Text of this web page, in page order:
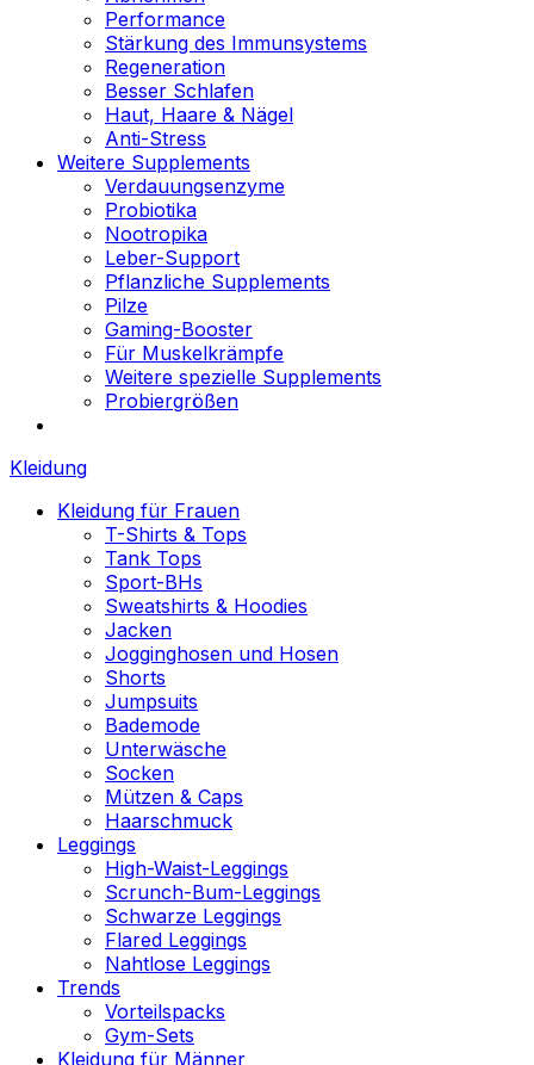
Performance
Stärkung des Immunsystems
Regeneration
Besser Schlafen
Haut, Haare & Nägel
Anti-Stress
Weitere Supplements
Verdauungsenzyme
Probiotika
Nootropika
Leber-Support
Pflanzliche Supplements
Pilze
Gaming-Booster
Für Muskelkrämpfe
Weitere spezielle Supplements
Probiergrößen
Kleidung
Kleidung für Frauen
T-Shirts & Tops
Tank Tops
Sport-BHs
Sweatshirts & Hoodies
Jacken
Jogginghosen und Hosen
Shorts
Jumpsuits
Bademode
Unterwäsche
Socken
Mützen & Caps
Haarschmuck
Leggings
High-Waist-Leggings
Scrunch-Bum-Leggings
Schwarze Leggings
Flared Leggings
Nahtlose Leggings
Trends
Vorteilspacks
Gym-Sets
Kleidung für Männer